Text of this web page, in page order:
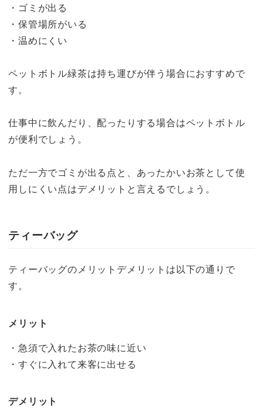
・ゴミが出る
・保管場所がいる
・温めにくい
ペットボトル緑茶は持ち運びが伴う場合におすすめで
す。
仕事中に飲んだり、配ったりする場合はペットボトル
が便利でしょう。
ただ一方でゴミが出る点と、あったかいお茶として使
用しにくい点はデメリットと言えるでしょう。
ティーバッグ
ティーバッグのメリットデメリットは以下の通りで
す。
メリット
・急須で入れたお茶の味に近い
・すぐに入れて来客に出せる
デメリット